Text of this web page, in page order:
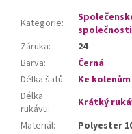
Kategorie:
společnosti
Záruka:
24
Barva:
Černá
Délka šatů:
Ke kolenům
Délka
rukávu:
Krátký
Materiál:
Polyester